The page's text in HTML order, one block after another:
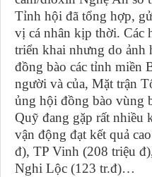
Tỉnh hội đã tổng hợp,
vị cá nhân kịp thời. Các
triển khai nhưng do ảnh
đồng bào các tỉnh miền
người và của, Mặt trận
ủng hội đồng bào vùng
Quỹ đang gặp rất nhiều
vận động đạt kết quả
đ), TP Vinh (208 triệu
Nghi Lộc (123 tr.đ)…